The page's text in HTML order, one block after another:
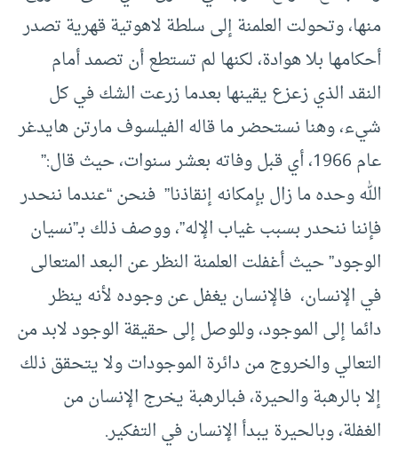
منها، وتحولت العلمنة إلى سلطة لاهوتية قهرية تصدر
أحكامها بلا هوادة، لكنها لم تستطع أن تصمد أمام
النقد الذي زعزع يقينها بعدما زرعت الشك في كل
شيء، وهنا نستحضر ما قاله الفيلسوف مارتن هايدغر
عام 1966، أي قبل وفاته بعشر سنوات، حيث قال:”
الله وحده ما زال بإمكانه إنقاذنا” فنحن “عندما ننحدر
فإننا ننحدر بسبب غياب الإله”، ووصف ذلك بـ”نسيان
الوجود” حيث أغفلت العلمنة النظر عن البعد المتعالى
في الإنسان، فالإنسان يغفل عن وجوده لأنه ينظر
دائما إلى الموجود، وللوصل إلى حقيقة الوجود لابد من
التعالي والخروج من دائرة الموجودات ولا يتحقق ذلك
إلا بالرهبة والحيرة، فبالرهبة يخرج الإنسان من
الغفلة، وبالحيرة يبدأ الإنسان في التفكير.